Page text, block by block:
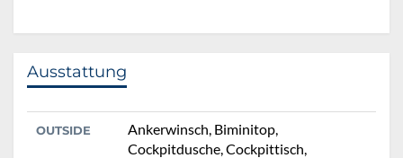
Ausstattung
OUTSIDE
Ankerwinsch, Biminitop,
Cockpitdusche, Cockpittisch,